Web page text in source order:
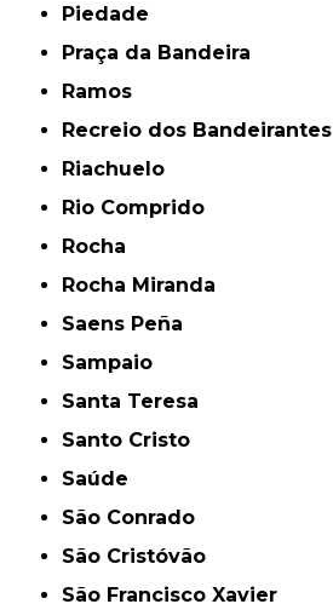
Piedade
Praça da Bandeira
Ramos
Recreio dos Bandeirantes
Riachuelo
Rio Comprido
Rocha
Rocha Miranda
Saens Peña
Sampaio
Santa Teresa
Santo Cristo
Saúde
São Conrado
São Cristóvão
São Francisco Xavier